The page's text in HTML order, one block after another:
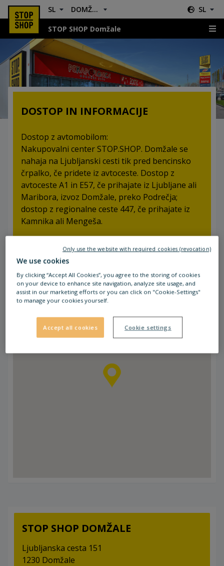
SL DOMŽALE SL
STOP SHOP Domžale
Lokacije in Usmeritve
DOSTOP IN INFORMACIJE
Dostop z avtomobilom:
Nakupovalni center STOP.SHOP. Domžale se
nahaja na Ljubljanski cesti tik pred bencinsko
črpalko, če pridete iz avtoceste. Dostop z
avtoceste A1 in E57, če prihajate iz Ljubljane ali
Maribora, izvoz Domžale, preko Podrečja;
dostop z regionalne ceste 447, če prihajate iz
Kamnika ali Mengeša.
V neposredni bližini ni javnega avtobusnega
prevoza, glavno postajališče avtobusa
in vlaka je oddaljeno ca. 1.500 m.
STOP SHOP DOMŽALE
Ljubljanska cesta 151
1230 Domžale
We use cookies
By clicking “Accept All Cookies”, you agree to the storing of cookies
on your device to enhance site navigation, analyze site usage, and
assist in our marketing efforts or you can click on "Cookie-Settings"
to manage your cookies yourself.
Accept all cookies Cookie settings
Only use the website with required cookies (revocation)